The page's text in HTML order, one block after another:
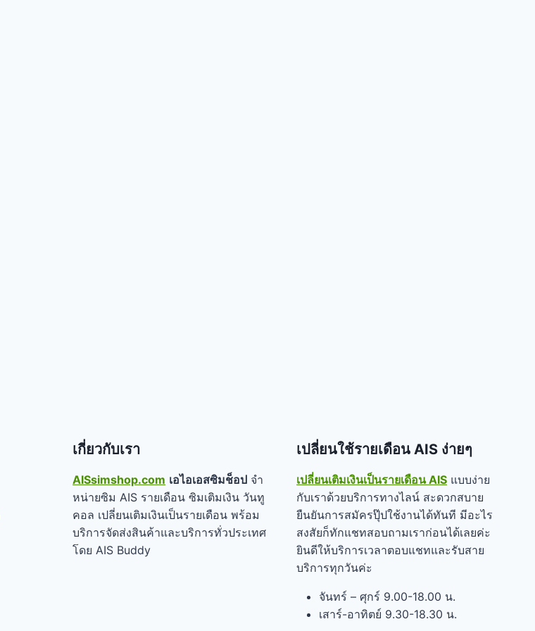
เกี่ยวกับเรา
AISsimshop.com เอไอเอสซิมช็อป จำ
หน่ายซิม AIS รายเดือน ซิมเติมเงิน วันทู
คอล เปลี่ยนเติมเงินเป็นรายเดือน พร้อม
บริการจัดส่งสินค้าและบริการทั่วประเทศ
โดย AIS Buddy
เปลี่ยนใช้รายเดือน AIS ง่ายๆ
เปลี่ยนเติมเงินเป็นรายเดือน AIS แบบง่าย
กับเราด้วยบริการทางไลน์ สะดวกสบาย
ยืนยันการสมัครปุ๊ปใช้งานได้ทันที มีอะไร
สงสัยก็ทักแชทสอบถามเราก่อนได้เลยค่ะ
ยินดีให้บริการเวลาตอบแชทและรับสาย
บริการทุกวันค่ะ
จันทร์ – ศุกร์ 9.00-18.00 น.
เสาร์-อาทิตย์ 9.30-18.30 น.